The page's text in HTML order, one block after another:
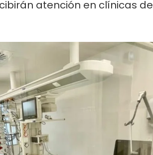
atención en clínicas de